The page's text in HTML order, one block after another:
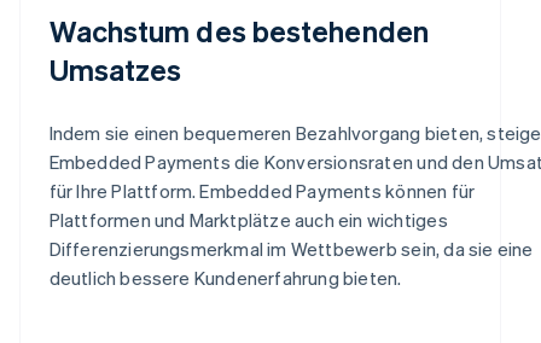
Wachstum des bestehenden
Umsatzes
Indem sie einen bequemeren Bezahlvorgang bieten,
Embedded Payments die Konversionsraten und den
für Ihre Plattform. Embedded Payments können für
Plattformen und Marktplätze auch ein wichtiges
Differenzierungsmerkmal im Wettbewerb sein, da sie eine
deutlich bessere Kundenerfahrung bieten.